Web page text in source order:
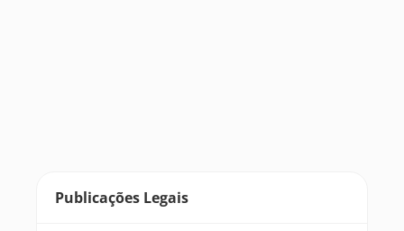
Publicações Legais